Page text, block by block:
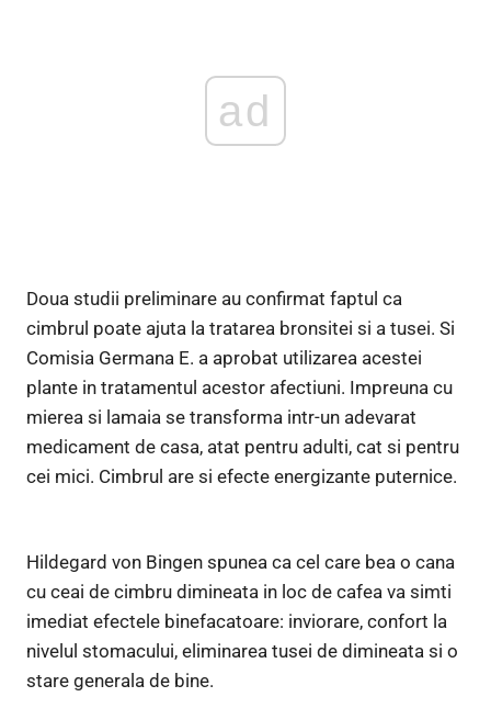
ad
Doua studii preliminare au confirmat faptul ca
cimbrul poate ajuta la tratarea bronsitei si a tusei. Si
Comisia Germana E. a aprobat utilizarea acestei
plante in tratamentul acestor afectiuni. Impreuna cu
mierea si lamaia se transforma intr-un adevarat
medicament de casa, atat pentru adulti, cat si pentru
cei mici. Cimbrul are si efecte energizante puternice.
Hildegard von Bingen spunea ca cel care bea o cana
cu ceai de cimbru dimineata in loc de cafea va simti
imediat efectele binefacatoare: inviorare, confort la
nivelul stomacului, eliminarea tusei de dimineata si o
stare generala de bine.